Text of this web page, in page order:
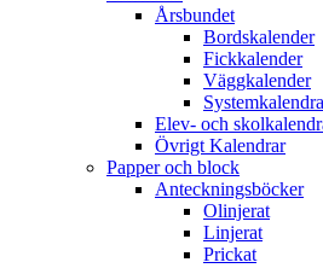
Årsbundet
Bordskalender
Fickkalender
Väggkalender
Elev- och
Övrigt Kalendrar
Papper och block
Anteckningsböcker
Olinjerat
Linjerat
Prickat